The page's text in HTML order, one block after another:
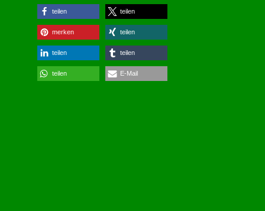
teilen teilen
merken teilen
teilen teilen
teilen E-Mail